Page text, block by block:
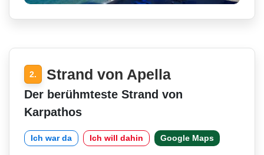
2. Strand von Apella
Der berühmteste Strand von
Karpathos
Ich war da Ich will dahin Google Maps